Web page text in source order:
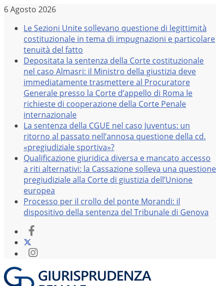
Salta
contenuto
6 Agosto 2026
Le Sezioni Unite sollevano questione di legittimità
costituzionale in tema di impugnazioni e particolare
tenuità del fatto
Depositata la sentenza della Corte costituzionale
nel caso Almasri: il Ministro della giustizia deve
immediatamente trasmettere al Procuratore
Generale presso la Corte d’appello di Roma le
richieste di cooperazione della Corte Penale
internazionale
La sentenza della CGUE nel caso Juventus: un
ritorno al passato nell’annosa questione della cd.
«pregiudiziale sportiva»?
Qualificazione giuridica diversa e mancato accesso
a riti alternativi: la Cassazione solleva una questione
pregiudiziale alla Corte di giustizia dell’Unione
europea
Processo per il crollo del ponte Morandi: il
dispositivo della sentenza del Tribunale di Genova